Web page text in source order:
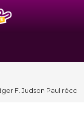
de la Plume